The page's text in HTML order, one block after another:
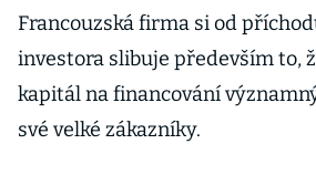
Francouzská firma si od
investora slibuje především to,
kapitál na financování
své velké zákazníky.